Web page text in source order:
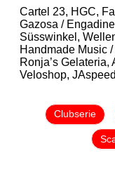
Cartel 23, HGC,
Gazosa /
Süsswinkel,
Handmade Music
Ronja’s Gelateria,
Veloshop, JAspeed
Clubserie